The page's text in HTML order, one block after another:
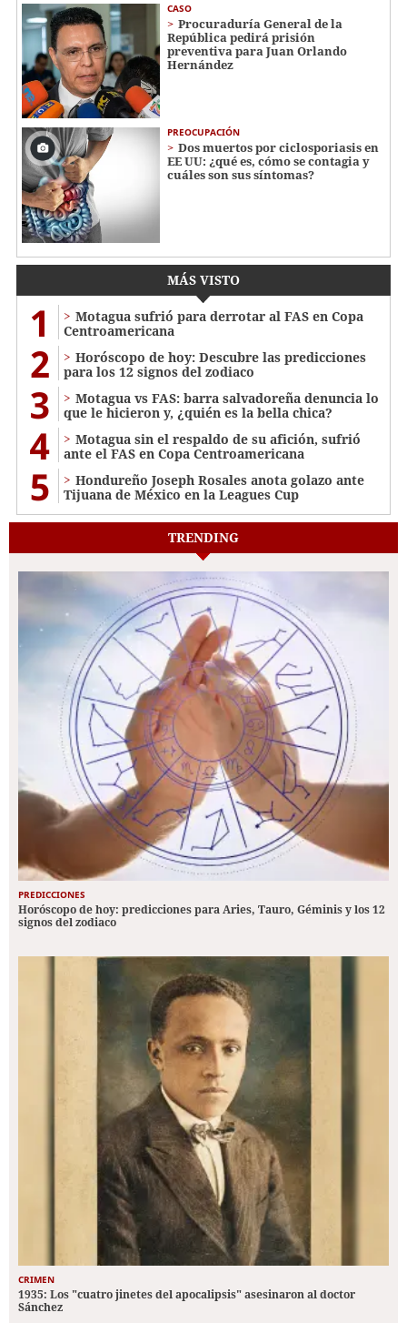
CASO
Procuraduría General de la
República pedirá prisión
preventiva para Juan Orlando
Hernández
PREOCUPACIÓN
Dos muertos por ciclosporiasis en
EE UU: ¿qué es, cómo se contagia y
cuáles son sus síntomas?
MÁS VISTO
1
Motagua sufrió para derrotar al FAS en Copa
Centroamericana
2
Horóscopo de hoy: Descubre las predicciones
para los 12 signos del zodiaco
3
Motagua vs FAS: barra salvadoreña denuncia lo
que le hicieron y, ¿quién es la bella chica?
4
Motagua sin el respaldo de su afición, sufrió
ante el FAS en Copa Centroamericana
5
Hondureño Joseph Rosales anota golazo ante
Tijuana de México en la Leagues Cup
TRENDING
PREDICCIONES
Horóscopo de hoy: predicciones para Aries, Tauro, Géminis y los 12
signos del zodiaco
CRIMEN
1935: Los "cuatro jinetes del apocalipsis" asesinaron al doctor
Sánchez